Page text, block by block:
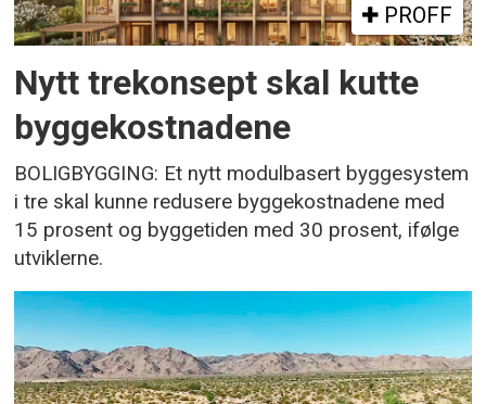
PROFF
Nytt trekonsept skal kutte
byggekostnadene
BOLIGBYGGING: Et nytt modulbasert byggesystem
i tre skal kunne redusere byggekostnadene med
15 prosent og byggetiden med 30 prosent, ifølge
utviklerne.